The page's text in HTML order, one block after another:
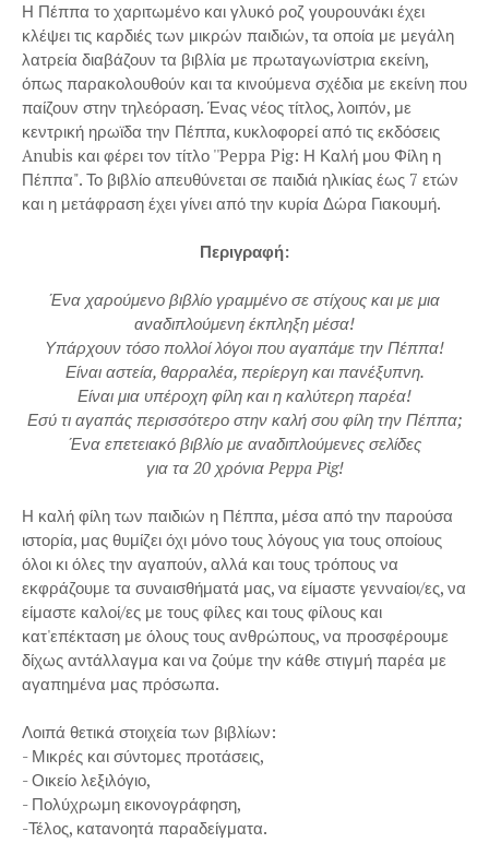
Η Πέππα το χαριτωμένο και γλυκό ροζ γουρουνάκι έχει
κλέψει τις καρδιές των μικρών παιδιών, τα οποία με μεγάλη
λατρεία διαβάζουν τα βιβλία με πρωταγωνίστρια εκείνη,
όπως παρακολουθούν και τα κινούμενα σχέδια με εκείνη που
παίζουν στην τηλεόραση. Ένας νέος τίτλος, λοιπόν, με
κεντρική ηρωϊδα την Πέππα, κυκλοφορεί από τις εκδόσεις
Anubis και φέρει τον τίτλο ''Peppa Pig: Η Καλή μου Φίλη η
Πέππα". Το βιβλίο απευθύνεται σε παιδιά ηλικίας έως 7 ετών
και η μετάφραση έχει γίνει από την κυρία Δώρα Γιακουμή.
Περιγραφή:
Ένα χαρούμενο βιβλίο γραμμένο σε στίχους και με μια
αναδιπλούμενη έκπληξη μέσα!
Υπάρχουν τόσο πολλοί λόγοι που αγαπάμε την Πέππα!
Είναι αστεία, θαρραλέα, περίεργη και πανέξυπνη.
Είναι μια υπέροχη φίλη και η καλύτερη παρέα!
Εσύ τι αγαπάς περισσότερο στην καλή σου φίλη την Πέππα;
Ένα επετειακό βιβλίο με αναδιπλούμενες σελίδες
για τα 20 χρόνια Peppa Pig!
Η καλή φίλη των παιδιών η Πέππα, μέσα από την παρούσα
ιστορία, μας θυμίζει όχι μόνο τους λόγους για τους οποίους
όλοι κι όλες την αγαπούν, αλλά και τους τρόπους να
εκφράζουμε τα συναισθήματά μας, να είμαστε γενναίοι/ες, να
είμαστε καλοί/ες με τους φίλες και τους φίλους και
κατ'επέκταση με όλους τους ανθρώπους, να προσφέρουμε
δίχως αντάλλαγμα και να ζούμε την κάθε στιγμή παρέα με
αγαπημένα μας πρόσωπα.
Λοιπά θετικά στοιχεία των βιβλίων:
- Μικρές και σύντομες προτάσεις,
- Οικείο λεξιλόγιο,
- Πολύχρωμη εικονογράφηση,
-Τέλος, κατανοητά παραδείγματα.